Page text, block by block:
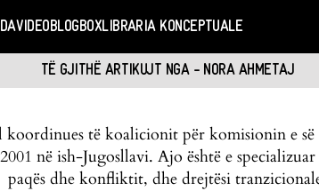
VIDEOBLOGBOXLIBRARIA KONCEPTUALE
TË GJITHË ARTIKUJT NGA - NORA AHMETAJ
të koalicionit për komisionin e
në ish-Jugosllavi. Ajo është e
paqës dhe konfliktit, dhe drejtësi